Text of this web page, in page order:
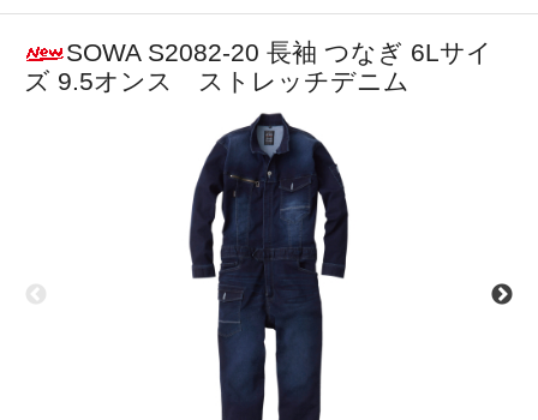
SOWA S2082-20 長袖 つなぎ 6Lサイ
ズ 9.5オンス ストレッチデニム